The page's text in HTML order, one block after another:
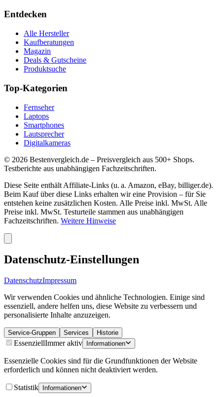
Entdecken
Alle Hersteller
Kaufberatungen
Magazin
Deals & Gutscheine
Produktsuche
Top-Kategorien
Fernseher
Laptops
Smartphones
Lautsprecher
Digitalkameras
© 2026 Bestenvergleich.de – Preisvergleich aus 500+ Shops.
Testberichte aus unabhängigen Fachzeitschriften.
Diese Seite enthält Affiliate-Links (u. a. Amazon, eBay, billiger.de).
Beim Kauf über diese Links erhalten wir eine Provision – für Sie
entstehen keine zusätzlichen Kosten. Alle Preise inkl. MwSt. Alle
Preise inkl. MwSt. Testurteile stammen aus unabhängigen
Fachzeitschriften. Weitere Hinweise
Datenschutz-Einstellungen
DatenschutzImpressum
Wir verwenden Cookies und ähnliche Technologien. Einige sind
essenziell, andere helfen uns, diese Website zu verbessern und
personalisierte Inhalte anzuzeigen.
Service-Gruppen Services Historie
EssenziellImmer aktiv Informationen
Essenzielle Cookies sind für die Grundfunktionen der Website
erforderlich und können nicht deaktiviert werden.
Statistik Informationen